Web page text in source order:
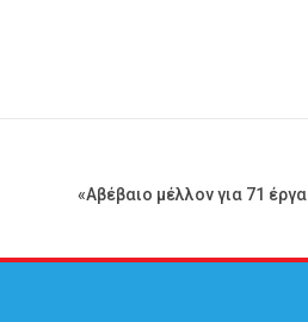
«Αβέβαιο μέλλον για 71